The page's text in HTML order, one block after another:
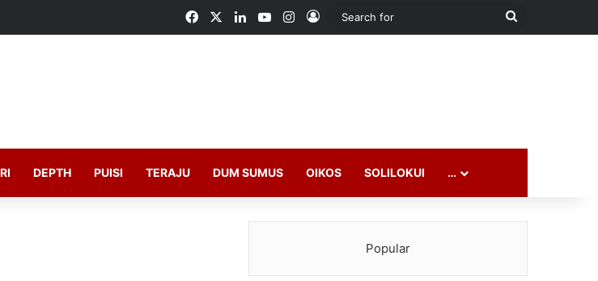
FacebookLinkedInYouTubeInstagram
Log In
Search
DEPTH PUISI TERAJU DUM SUMUS OIKOS SOLILOKUI …
Popular